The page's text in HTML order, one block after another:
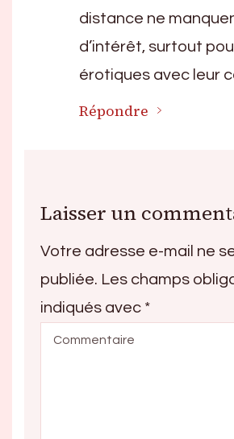
distance ne
d’intérêt, surtout
érotiques avec leur
Répondre
Laisser un
Votre adresse e-mail ne
publiée. Les champs
indiqués avec *